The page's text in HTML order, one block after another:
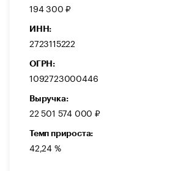
194 300 ₽
ИНН:
2723115222
ОГРН:
1092723000446
Выручка:
22 501 574 000 ₽
Темп прироста:
42,24 %